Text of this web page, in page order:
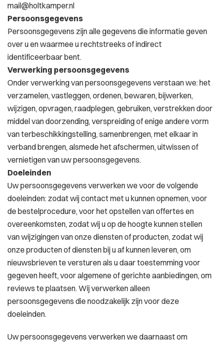
mail@holtkamper.nl
Persoonsgegevens
Persoonsgegevens zijn alle gegevens die informatie geven
over u en waarmee u rechtstreeks of indirect
identificeerbaar bent.
Verwerking persoonsgegevens
Onder verwerking van persoonsgegevens verstaan we: het
verzamelen, vastleggen, ordenen, bewaren, bijwerken,
wijzigen, opvragen, raadplegen, gebruiken, verstrekken door
middel van doorzending, verspreiding of enige andere vorm
van terbeschikkingstelling, samenbrengen, met elkaar in
verband brengen, alsmede het afschermen, uitwissen of
vernietigen van uw persoonsgegevens.
Doeleinden
Uw persoonsgegevens verwerken we voor de volgende
doeleinden: zodat wij contact met u kunnen opnemen, voor
de bestelprocedure, voor het opstellen van offertes en
overeenkomsten, zodat wij u op de hoogte kunnen stellen
van wijzigingen van onze diensten of producten, zodat wij
onze producten of diensten bij u af kunnen leveren, om
nieuwsbrieven te versturen als u daar toestemming voor
gegeven heeft, voor algemene of gerichte aanbiedingen, om
reviews te plaatsen. Wij verwerken alleen
persoonsgegevens die noodzakelijk zijn voor deze
doeleinden.
Uw persoonsgegevens verwerken we daarnaast om